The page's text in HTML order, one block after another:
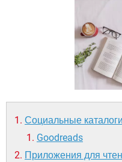
Социальные каталоги
Goodreads
Приложения для